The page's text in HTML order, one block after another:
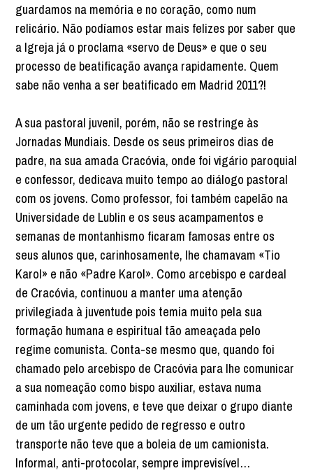
guardamos na memória e no coração, como num
relicário. Não podíamos estar mais felizes por saber que
a Igreja já o proclama «servo de Deus» e que o seu
processo de beatificação avança rapidamente. Quem
sabe não venha a ser beatificado em Madrid 2011?!
A sua pastoral juvenil, porém, não se restringe às
Jornadas Mundiais. Desde os seus primeiros dias de
padre, na sua amada Cracóvia, onde foi vigário paroquial
e confessor, dedicava muito tempo ao diálogo pastoral
com os jovens. Como professor, foi também capelão na
Universidade de Lublin e os seus acampamentos e
semanas de montanhismo ficaram famosas entre os
seus alunos que, carinhosamente, lhe chamavam «Tio
Karol» e não «Padre Karol». Como arcebispo e cardeal
de Cracóvia, continuou a manter uma atenção
privilegiada à juventude pois temia muito pela sua
formação humana e espiritual tão ameaçada pelo
regime comunista. Conta-se mesmo que, quando foi
chamado pelo arcebispo de Cracóvia para lhe comunicar
a sua nomeação como bispo auxiliar, estava numa
caminhada com jovens, e teve que deixar o grupo diante
de um tão urgente pedido de regresso e outro
transporte não teve que a boleia de um camionista.
Informal, anti-protocolar, sempre imprevisível…